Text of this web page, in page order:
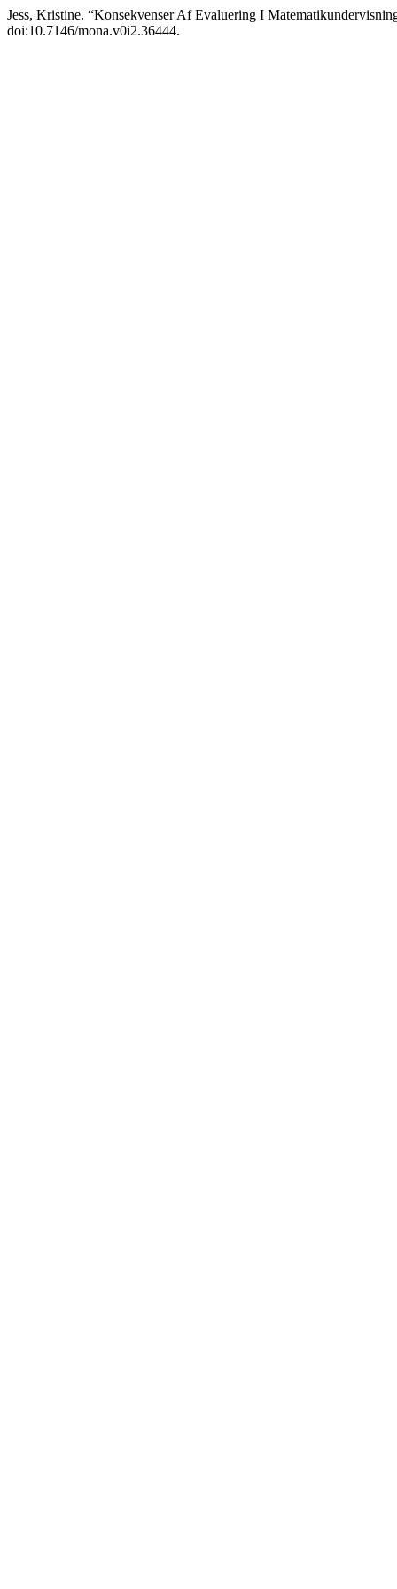
Jess, Kristine. “Konsekvenser Af Evaluering I
doi:10.7146/mona.v0i2.36444.